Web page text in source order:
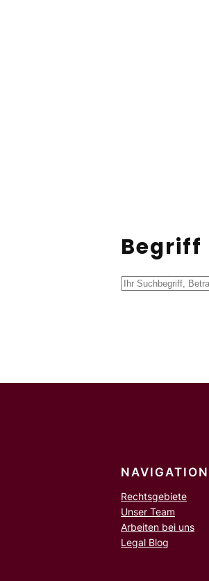
Begriff
S
NAVIGATION
Rechtsgebiete
Unser Team
Arbeiten bei uns
Legal Blog